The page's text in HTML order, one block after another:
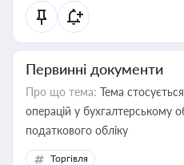
Первинні документи
Про що тема: Тема
операцій у бухгалтерському
податкового обліку
Торгівля